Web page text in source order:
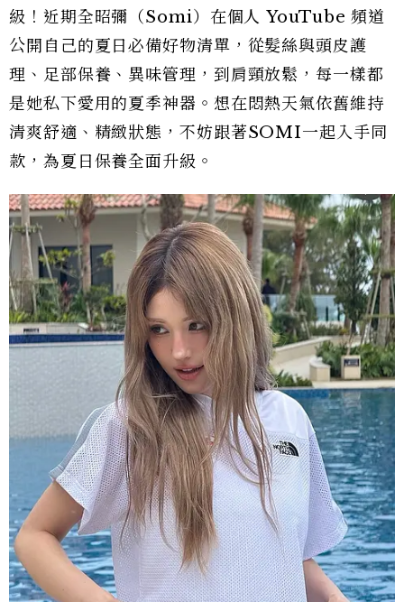
級！近期全昭彌（Somi）在個人 YouTube 頻道
公開自己的夏日必備好物清單，從髮絲與頭皮護
理、足部保養、異味管理，到肩頸放鬆，每一樣都
是她私下愛用的夏季神器。想在悶熱天氣依舊維持
清爽舒適、精緻狀態，不妨跟著SOMI一起入手同
款，為夏日保養全面升級。